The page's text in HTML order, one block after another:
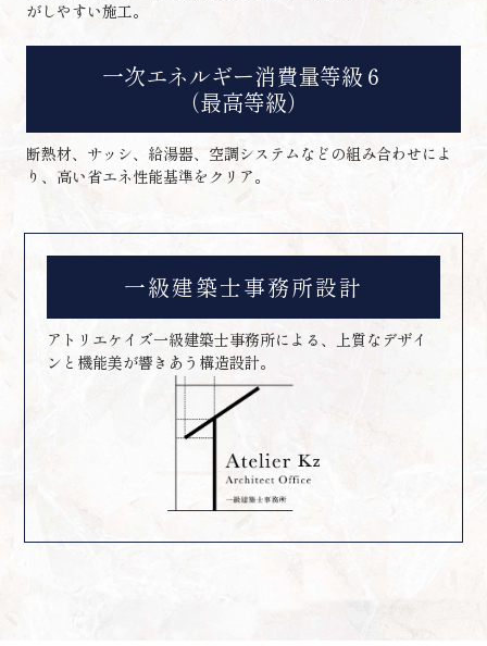
がしやすい施工。
一次エネルギー消費量等級６
（最高等級）
断熱材、サッシ、給湯器、空調システムなどの組み合わせによ
り、高い省エネ性能基準をクリア。
一級建築士事務所設計
アトリエケイズ一級建築士事務所による、上質なデザイ
ンと機能美が響きあう構造設計。